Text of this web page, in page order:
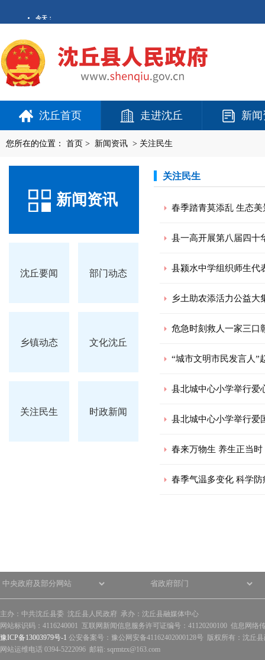
沈丘首页 走进沈丘 新
您所在的位置： 首页 > 新闻资讯 > 关注民生
新闻资讯
沈丘要闻 部门动态
乡镇动态 文化沈丘
关注民生 时政新闻
关注民生
春季踏青莫添乱 生态美
县一高开展第八届四十
县颍水中学组织师生代
乡土助农添活力公益大
危急时刻救人一家三口
“城市文明市民发言人”
县北城中心小学举行爱
县北城中心小学举行爱
春来万物生 养生正当时
春季气温多变化 科学防
主办：中共沈丘县委 沈丘县人民政府 承办：沈丘县融媒体中心
网站标识码：4116240001 互联网新闻信息服务许可证编号：41120200100 信息网络
豫ICP备13003979号-1 公安备案号：豫公网安备41162402000128号 版权所有：沈丘
网站运维电话 0394-5222096 邮箱: sqrmtzx@163.com